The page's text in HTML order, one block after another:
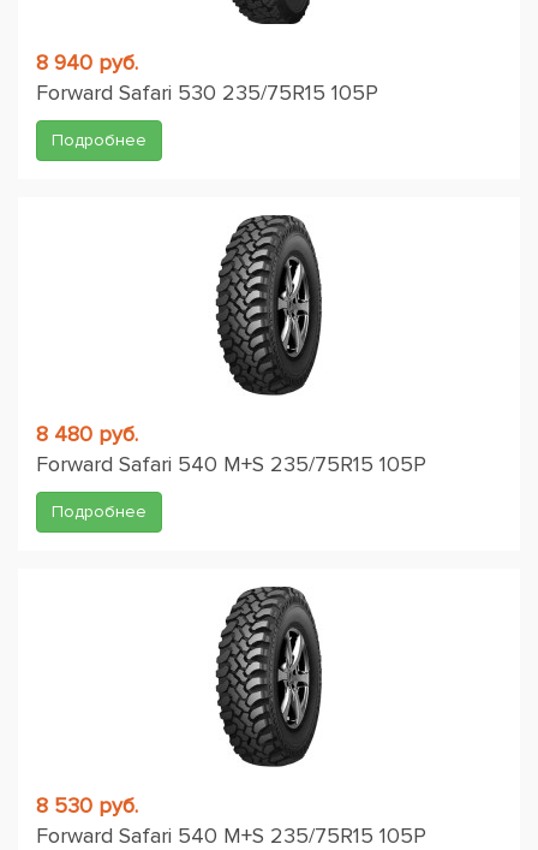
8 940 руб.
Forward Safari 530 235/75R15 105P
Подробнее
8 480 руб.
Forward Safari 540 M+S 235/75R15 105P
Подробнее
8 530 руб.
Forward Safari 540 M+S 235/75R15 105P